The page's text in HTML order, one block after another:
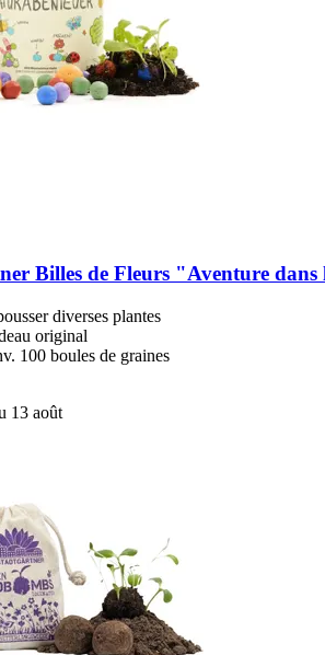
Billes de Fleurs "Aventure
diverses plantes
original
100 boules de graines
13 août